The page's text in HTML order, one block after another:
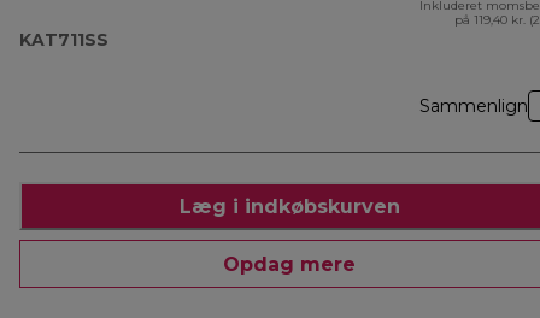
KAT711SS
Inkluderet
på 119,40 kr.
Sammenlign
Læg i indkøbskurven
Opdag mere